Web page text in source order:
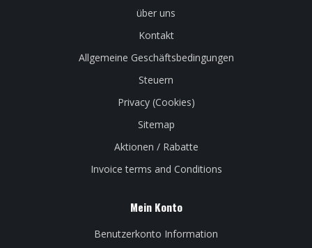
über uns
Kontakt
Allgemeine Geschäftsbedingungen
Steuern
Privacy (Cookies)
Sitemap
Aktionen / Rabatte
Invoice terms and Conditions
Mein Konto
Benutzerkonto Information